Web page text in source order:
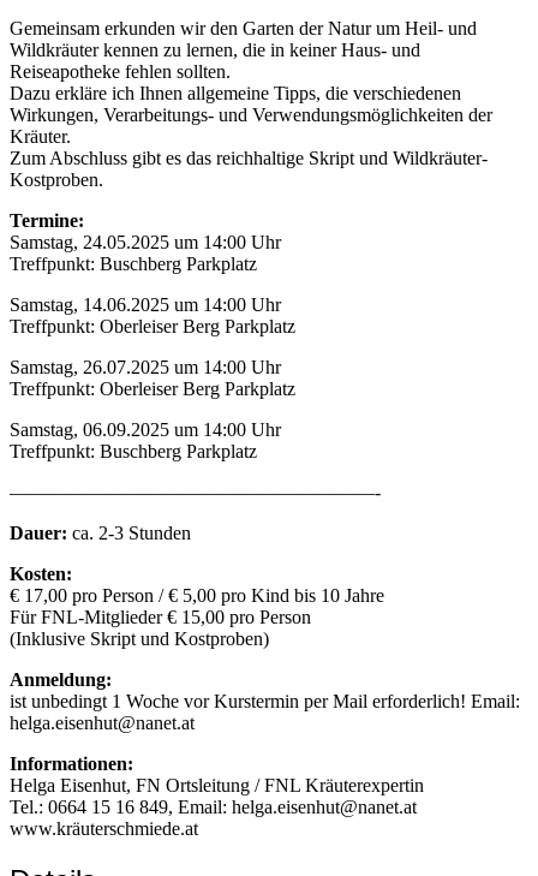
Gemeinsam erkunden wir den Garten der Natur um Heil- und
Wildkräuter kennen zu lernen, die in keiner Haus- und
Reiseapotheke fehlen sollten.
Dazu erkläre ich Ihnen allgemeine Tipps, die verschiedenen
Wirkungen, Verarbeitungs- und Verwendungsmöglichkeiten der
Kräuter.
Zum Abschluss gibt es das reichhaltige Skript und Wildkräuter-
Kostproben.
Termine:
Samstag, 24.05.2025 um 14:00 Uhr
Treffpunkt: Buschberg Parkplatz
Samstag, 14.06.2025 um 14:00 Uhr
Treffpunkt: Oberleiser Berg Parkplatz
Samstag, 26.07.2025 um 14:00 Uhr
Treffpunkt: Oberleiser Berg Parkplatz
Samstag, 06.09.2025 um 14:00 Uhr
Treffpunkt: Buschberg Parkplatz
———————————————————-
Dauer: ca. 2-3 Stunden
Kosten:
€ 17,00 pro Person / € 5,00 pro Kind bis 10 Jahre
Für FNL-Mitglieder € 15,00 pro Person
(Inklusive Skript und Kostproben)
Anmeldung:
ist unbedingt 1 Woche vor Kurstermin per Mail erforderlich! Email:
helga.eisenhut@nanet.at
Informationen:
Helga Eisenhut, FN Ortsleitung / FNL Kräuterexpertin
Tel.: 0664 15 16 849, Email: helga.eisenhut@nanet.at
www.kräuterschmiede.at